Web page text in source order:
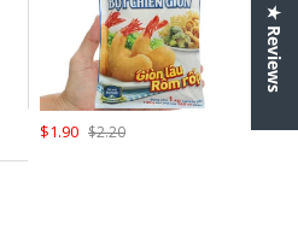
$1.90 $2.20
★ Reviews